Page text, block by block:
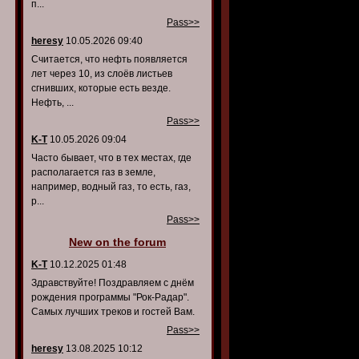
п...
Pass>>
heresy 10.05.2026 09:40
Считается, что нефть появляется
лет через 10, из слоёв листьев
сгнивших, которые есть везде.
Нефть, ...
Pass>>
K-T10.05.2026 09:04
Часто бывает, что в тех местах, где
располагается газ в земле,
например, водный газ, то есть, газ,
р...
Pass>>
New on the forum
K-T10.12.2025 01:48
Здравствуйте! Поздравляем с днём
рождения программы "Рок-Радар".
Самых лучших треков и гостей Вам.
Pass>>
heresy 13.08.2025 10:12